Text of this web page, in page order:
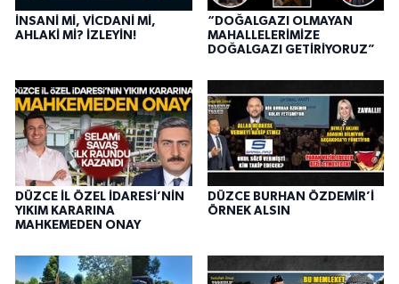
İNSANİ Mİ, VİCDANİ Mİ,
AHLAKİ Mİ? İZLEYİN!
“DOĞALGAZI OLMAYAN
MAHALLELERİMİZE
DOĞALGAZI GETİRİYORUZ”
DÜZCE İL ÖZEL İDARESİ’NİN
YIKIM KARARINA
MAHKEMEDEN ONAY
DÜZCE BURHAN ÖZDEMİR’İ
ÖRNEK ALSIN